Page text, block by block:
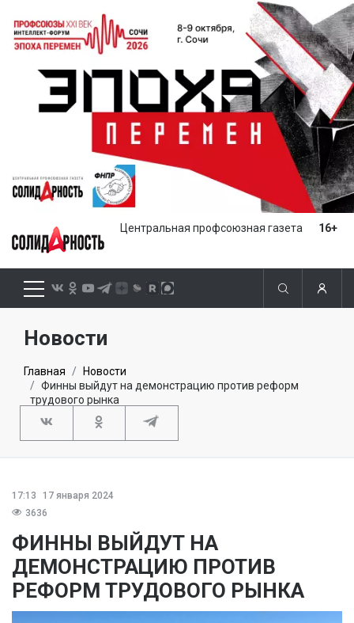
Центральная профсоюзная газета 16+
Новости
Главная
Новости
Финны выйдут на демонстрацию против реформ
трудового рынка
17:13
17 января 2024
3636
ФИННЫ ВЫЙДУТ НА
ДЕМОНСТРАЦИЮ ПРОТИВ
РЕФОРМ ТРУДОВОГО РЫНКА